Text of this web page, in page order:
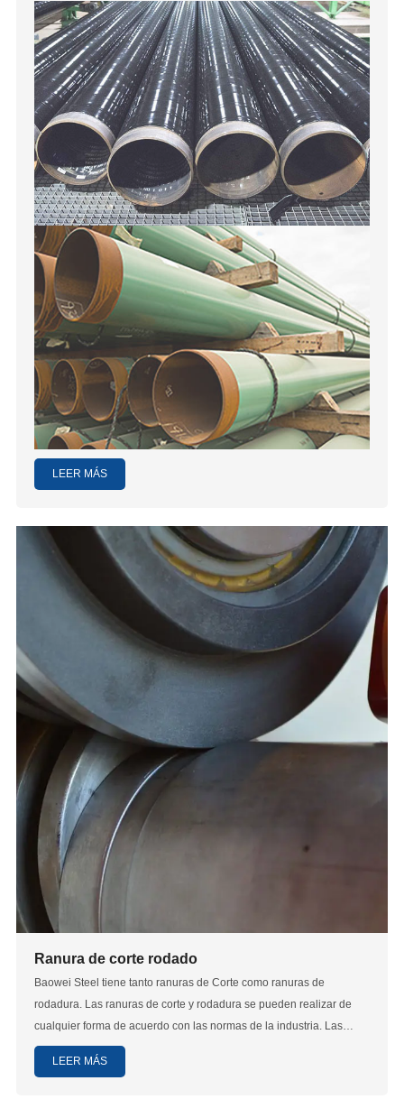
cemento. Estos recubrimientos se utilizan ampliamente para
proteger los tubos de acero, las barras de acero y varias conexiones
de tuberías utilizadas en la construcción de tuberías. Esta capa
protectora de recubrimiento ayuda a prevenir la corrosión, que
puede causar fugas en paredes de acero, interrupciones de servicio
e incluso explosiones. El rango de tamaño de las tuberías para
estos servicios suele ser de 1 / 8 "de diámetro exterior o más.
Tradicionalmente, este servicio es específico del pedido.
LEER MÁS
Ranura de corte rodado
Baowei Steel tiene tanto ranuras de Corte como ranuras de
rodadura. Las ranuras de corte y rodadura se pueden realizar de
cualquier forma de acuerdo con las normas de la industria. Las
ranuras de Corte se pueden aplicar a tuberías de cualquier longitud
LEER MÁS